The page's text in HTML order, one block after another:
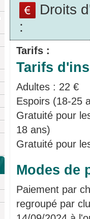
Droits
:
Tarifs :
Tarifs
Adultes : 22 €
Espoirs (18-25
Gratuité pour
18 ans)
Gratuité pour
Modes de
Paiement par
regroupé par